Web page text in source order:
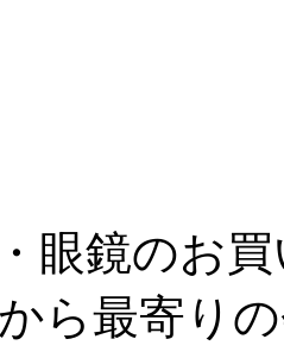
眼鏡のお
ら最寄り